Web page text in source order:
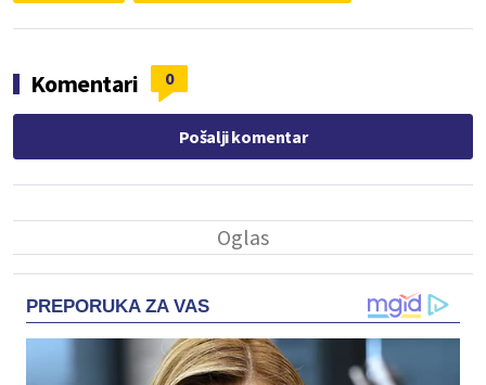
Komentari 0
Pošalji komentar
PREPORUKA ZA VAS